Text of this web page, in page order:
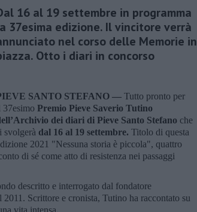
16 al 19 settembre in programma
37esima edizione. Il vincitore verrà
nel corso delle Memorie in
Otto i diari in concorso
SANTO STEFANO — Tutto pronto per
37esimo Premio Pieve Saverio Tutino
dei diari di Pieve Santo Stefano che
svolgerà dal 16 al 19 settembre. Titolo di questa
2021 "Nessuna storia è piccola", quattro
di sé come atto di resistenza nei passaggi
descritto e interrogato dal fondatore
2011. Scrittore e cronista, Tutino ha raccontato su
vita intensa.